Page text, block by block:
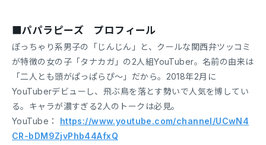
■パパラピーズ プロフィール
ぽっちゃり系男子の「じんじん」と、クールな関西弁ツッコミ
が特徴の女の子「タナカガ」の2人組YouTuber。名前の由来は
「二人とも頭がぱっぱらぴ〜」だから。2018年2月に
YouTuberデビューし、飛ぶ鳥を落とす勢いで人気を博してい
る。キャラが濃すぎる2人のトークは必見。
YouTube： https://www.youtube.com/channel/UCwN4
CR-bDM9ZjvPhb44AfxQ